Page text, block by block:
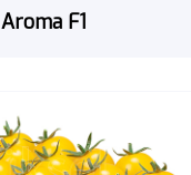
Aroma F1